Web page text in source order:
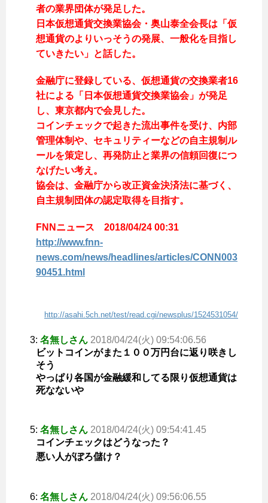
者の業界団体が発足した。
日本仮想通貨交換業協会・奥山泰全会長は「仮
想通貨のよりいっそうの発展、一般化を目指し
ていきたい」と話した。
金融庁に登録している、仮想通貨の交換業者16
社による「日本仮想通貨交換業協会」が発足
し、東京都内で会見した。
コインチェックで起きた流出事件を受け、内部
管理体制や、セキュリティーなどの自主規制ル
ールを策定し、再発防止と業界の信頼回復につ
なげたい考え。
協会は、金融庁から改正資金決済法に基づく、
自主規制団体の認定取得を目指す。
FNNニュース 2018/04/24 00:31
http://www.fnn-
news.com/news/headlines/articles/CONN003
90451.html
http://asahi.5ch.net/test/read.cgi/newsplus/1524531054/
3: 名無しさん 2018/04/24(火) 09:54:06.56
ビットコインがまた１００万円台に返り咲きし
そう
やっぱり各国が金融緩和してる限り仮想通貨は
死なないや
5: 名無しさん 2018/04/24(火) 09:54:41.45
コインチェックはどうなった？
悪い人がぼろ儲け？
6: 名無しさん 2018/04/24(火) 09:56:06.55